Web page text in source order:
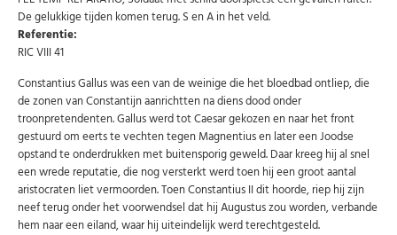
AANMELDEN
Niet meer opnieuw tonen.
De gelukkige tijden komen terug. S en A in het veld.
Referentie:
RIC VIII 41
Constantius Gallus was een van de weinige die het bloedbad ontliep, die
de zonen van Constantijn aanrichtten na diens dood onder
troonpretendenten. Gallus werd tot Caesar gekozen en naar het front
gestuurd om eerts te vechten tegen Magnentius en later een Joodse
opstand te onderdrukken met buitensporig geweld. Daar kreeg hij al snel
een wrede reputatie, die nog versterkt werd toen hij een groot aantal
aristocraten liet vermoorden. Toen Constantius II dit hoorde, riep hij zijn
neef terug onder het voorwendsel dat hij Augustus zou worden, verbande
hem naar een eiland, waar hij uiteindelijk werd terechtgesteld.